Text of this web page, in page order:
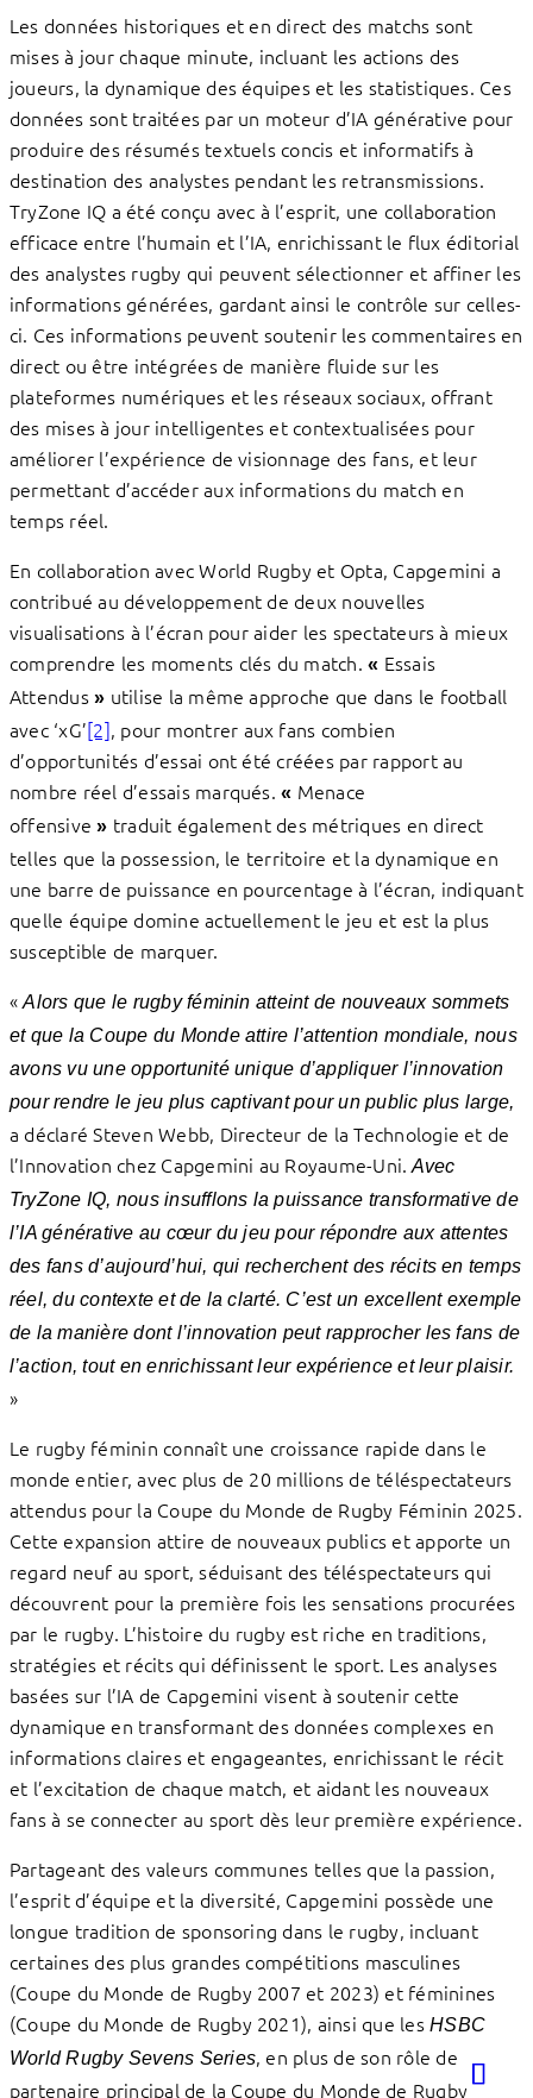
Les données historiques et en direct des matchs sont
mises à jour chaque minute, incluant les actions des
joueurs, la dynamique des équipes et les statistiques. Ces
données sont traitées par un moteur d’IA générative pour
produire des résumés textuels concis et informatifs à
destination des analystes pendant les retransmissions.
TryZone IQ a été conçu avec à l’esprit, une collaboration
efficace entre l’humain et l’IA, enrichissant le flux éditorial
des analystes rugby qui peuvent sélectionner et affiner les
informations générées, gardant ainsi le contrôle sur celles-
ci. Ces informations peuvent soutenir les commentaires en
direct ou être intégrées de manière fluide sur les
plateformes numériques et les réseaux sociaux, offrant
des mises à jour intelligentes et contextualisées pour
améliorer l’expérience de visionnage des fans, et leur
permettant d’accéder aux informations du match en
temps réel.
En collaboration avec World Rugby et Opta, Capgemini a
contribué au développement de deux nouvelles
visualisations à l’écran pour aider les spectateurs à mieux
comprendre les moments clés du match.« Essais
Attendus» utilise la même approche que dans le football
avec ‘xG’[2], pour montrer aux fans combien
d’opportunités d’essai ont été créées par rapport au
nombre réel d’essais marqués.« Menace
offensive » traduit également des métriques en direct
telles que la possession, le territoire et la dynamique en
une barre de puissance en pourcentage à l’écran, indiquant
quelle équipe domine actuellement le jeu et est la plus
susceptible de marquer.
«Alors que le rugby féminin atteint de nouveaux sommets
et que la Coupe du Monde attire l’attention mondiale, nous
avons vu une opportunité unique d’appliquer l’innovation
pour rendre le jeu plus captivant pour un public plus large,
a déclaré Steven Webb, Directeur de la Technologie et de
l’Innovation chez Capgemini au Royaume-Uni. Avec
TryZone IQ, nous insufflons la puissance transformative de
l’IA générative au cœur du jeu pour répondre aux attentes
des fans d’aujourd’hui, qui recherchent des récits en temps
réel, du contexte et de la clarté. C’est un excellent exemple
de la manière dont l’innovation peut rapprocher les fans de
l’action, tout en enrichissant leur expérience et leur plaisir.
»
Le rugby féminin connaît une croissance rapide dans le
monde entier, avec plus de 20 millions de téléspectateurs
attendus pour la Coupe du Monde de Rugby Féminin 2025.
Cette expansion attire de nouveaux publics et apporte un
regard neuf au sport, séduisant des téléspectateurs qui
découvrent pour la première fois les sensations procurées
par le rugby. L’histoire du rugby est riche en traditions,
stratégies et récits qui définissent le sport. Les analyses
basées sur l’IA de Capgemini visent à soutenir cette
dynamique en transformant des données complexes en
informations claires et engageantes, enrichissant le récit
et l’excitation de chaque match, et aidant les nouveaux
fans à se connecter au sport dès leur première expérience.
Partageant des valeurs communes telles que la passion,
l’esprit d’équipe et la diversité, Capgemini possède une
longue tradition de sponsoring dans le rugby, incluant
certaines des plus grandes compétitions masculines
(Coupe du Monde de Rugby 2007 et 2023) et féminines
(Coupe du Monde de Rugby 2021), ainsi que lesHSBC
World Rugby Sevens Series, en plus de son rôle de
partenaire principal de la Coupe du Monde de Rugby